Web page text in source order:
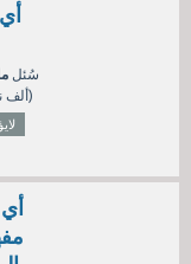
سُئل
202ألفنقاط)
أي